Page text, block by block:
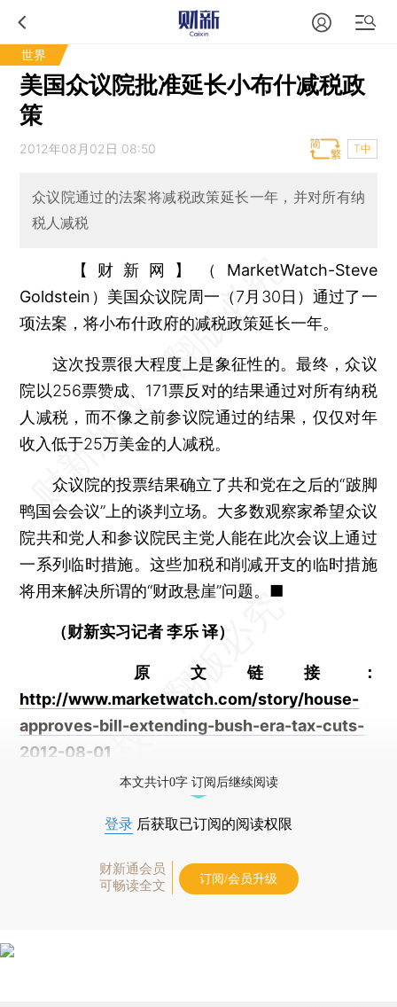
世界
美国众议院批准延长小布什减税政
策
2012年08月02日 08:50 T中
众议院通过的法案将减税政策延长一年，并对所有纳
税人减税
【财新网】（MarketWatch-Steve
Goldstein） 美国众议院周一（7月30日）通过了一
项法案，将小布什政府的减税政策延长一年。
这次投票很大程度上是象征性的。最终，众议
院以256票赞成、171票反对的结果通过对所有纳税
人减税，而不像之前参议院通过的结果，仅仅对年
收入低于25万美金的人减税。
众议院的投票结果确立了共和党在之后的“跛脚
鸭国会会议”上的谈判立场。大多数观察家希望众议
院共和党人和参议院民主党人能在此次会议上通过
一系列临时措施。这些加税和削减开支的临时措施
将用来解决所谓的“财政悬崖”问题。■
（财新实习记者 李乐 译）
原文链接：
http://www.marketwatch.com/story/house-
approves-bill-extending-bush-era-tax-cuts-
2012-08-01
本文共计0字 订阅后继续阅读
登录 后获取已订阅的阅读权限
财新通会员
可畅读全文
订阅/会员升级